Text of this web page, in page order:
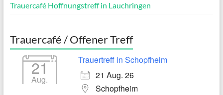
Trauercafé Hoffnungstreff in Lauchringen
Trauercafé / Offener Treff
21
Aug.
Trauertreff in Schopfheim
21 Aug. 26
Schopfheim